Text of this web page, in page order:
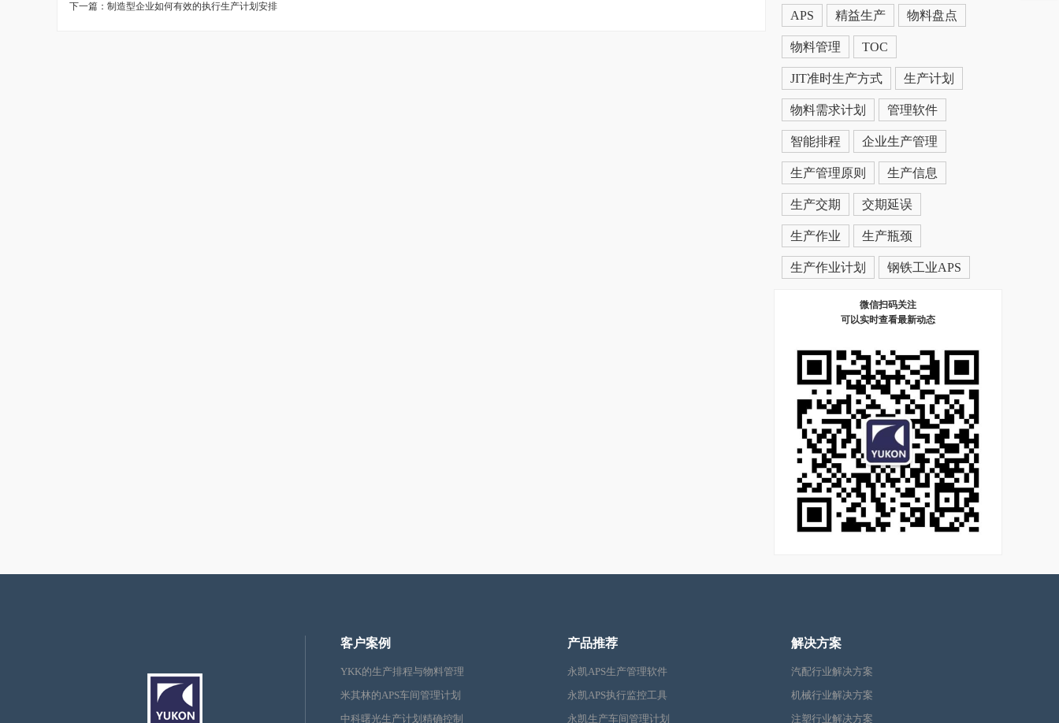
下一篇：制造型企业如何有效的执行生产计划安排
APS 精益生产 物料盘点
物料管理 TOC
JIT准时生产方式 生产计划
物料需求计划 管理软件
智能排程 企业生产管理
生产管理原则 生产信息
生产交期 交期延误
生产作业 生产瓶颈
生产作业计划 钢铁工业APS
微信扫码关注
可以实时查看最新动态
客户案例
YKK的生产排程与物料管理
米其林的APS车间管理计划
中科曙光生产计划精确控制
产品推荐
永凯APS生产管理软件
永凯APS执行监控工具
永凯生产车间管理计划
解决方案
汽配行业解决方案
机械行业解决方案
注塑行业解决方案